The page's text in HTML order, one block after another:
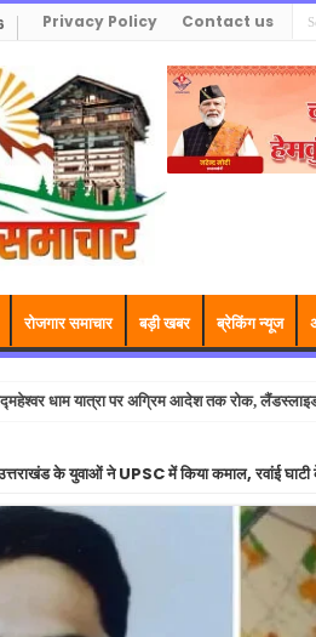
Privacy Policy Contact us
रोजगार समाचार बड़ी खबर ब्रेकिंग न्यूज
धाम यात्रा पर अग्रिम आदेश तक रोक,
के युवाओं ने UPSC में किया कमाल, रवांई